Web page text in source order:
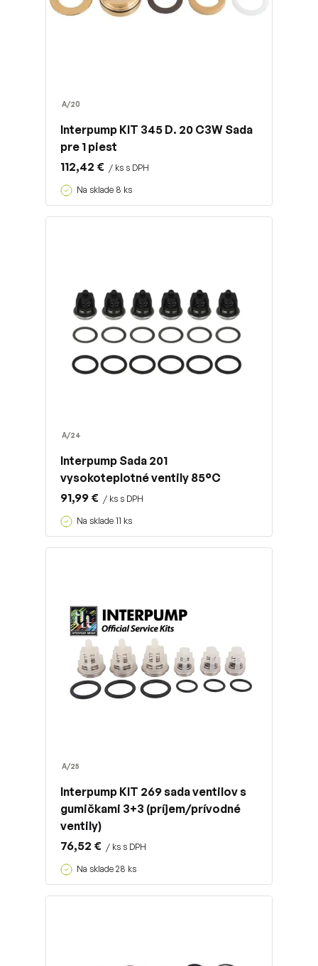
A/20
Interpump KIT 345 D. 20 C3W Sada
pre 1 piest
112,42 € / ks s DPH
Na sklade 8 ks
A/24
Interpump Sada 201
vysokoteplotné ventily 85°C
91,99 € / ks s DPH
Na sklade 11 ks
A/25
Interpump KIT 269 sada ventilov s
gumičkami 3+3 (príjem/prívodné
ventily)
76,52 € / ks s DPH
Na sklade 28 ks